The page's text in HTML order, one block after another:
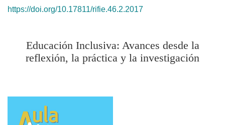
https://doi.org/10.17811/rifie.46.2.2017
Educación Inclusiva: Avances desde la
reflexión, la práctica y la investigación